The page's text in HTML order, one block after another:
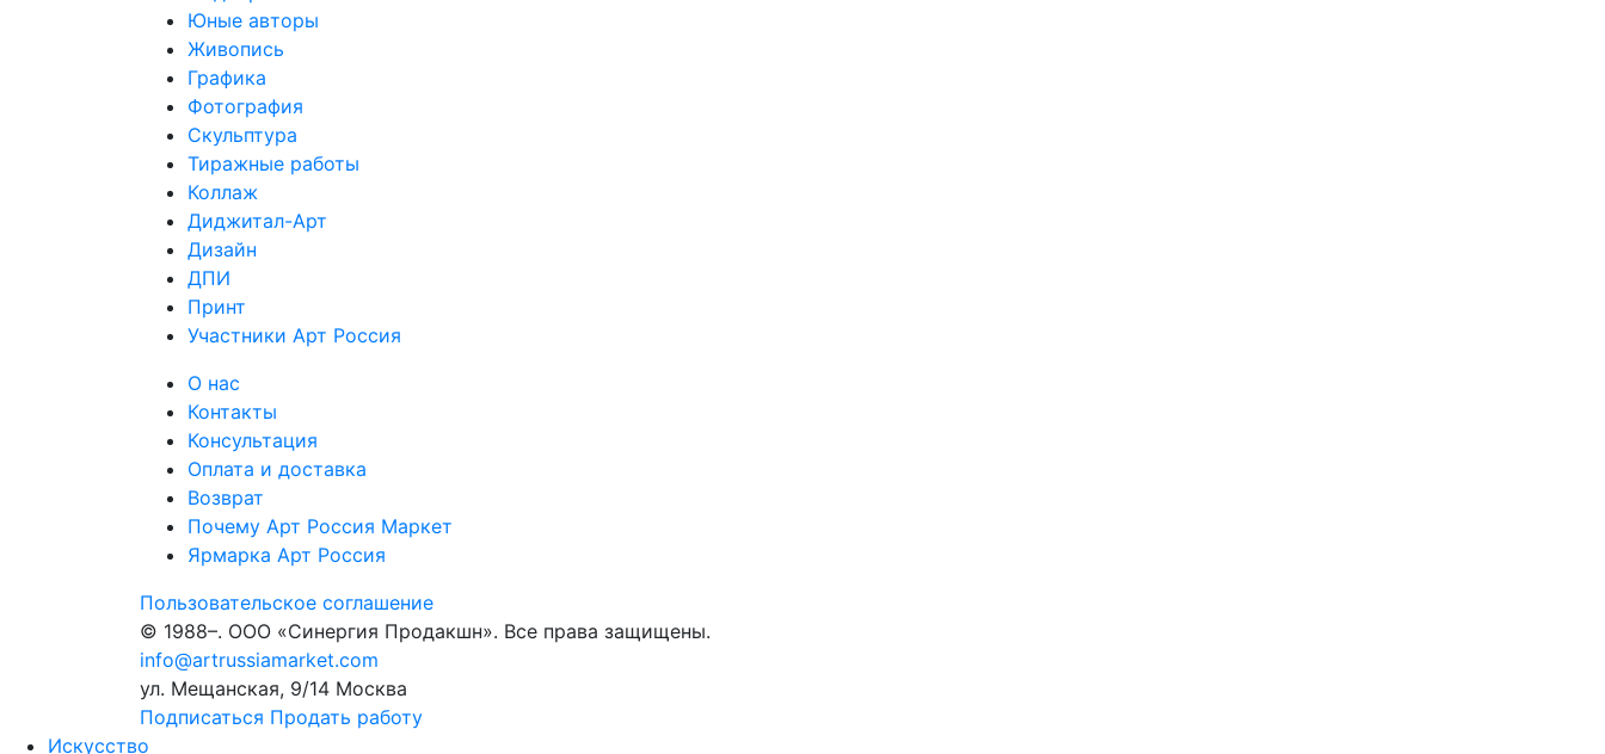
Юные авторы
Живопись
Графика
Фотография
Скульптура
Тиражные работы
Коллаж
Диджитал-Арт
Дизайн
ДПИ
Принт
Участники Арт Россия
О нас
Контакты
Консультация
Оплата и доставка
Возврат
Почему Арт Россия Маркет
Ярмарка Арт Россия
Пользовательское соглашение
© 1988–. ООО «Синергия Продакшн». Все права защищены.
info@artrussiamarket.com
ул. Мещанская, 9/14 Москва
Подписаться Продать работу
Искусство